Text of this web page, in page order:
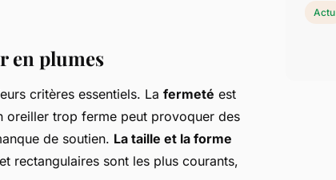
en plumes
critères essentiels. La fermeté est
oreiller trop ferme peut provoquer des
de soutien. La taille et la forme
rectangulaires sont les plus courants,
Actu